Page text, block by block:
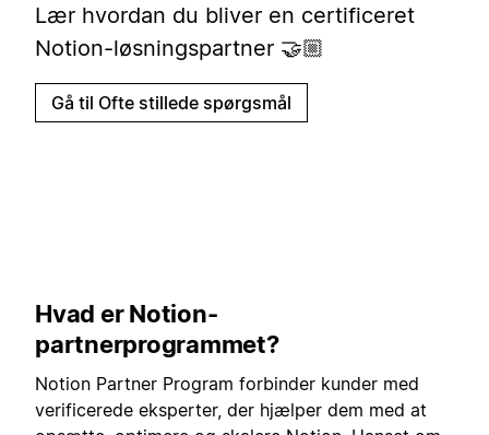
Lær hvordan du bliver en certificeret
Notion-løsningspartner 🤝🏼
Gå til Ofte stillede spørgsmål
Hvad er Notion-
partnerprogrammet?
Notion Partner Program forbinder kunder med
verificerede eksperter, der hjælper dem med at